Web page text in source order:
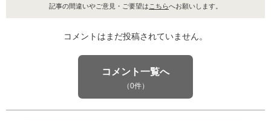
記事の間違いやご意見・ご要望は こちらへお願いします。
コメントはまだ投稿されていません。
コメント一覧へ
（0件）